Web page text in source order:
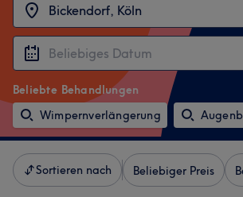
Beliebte Behandlungen
Wimpernverlängerung
Sortieren nach Beliebiger Preis